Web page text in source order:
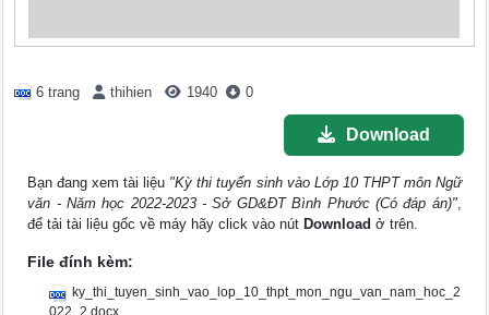
6 trang thihien 1940 0
Download
Bạn đang xem tài liệu "Kỳ thi tuyển sinh vào Lớp 10 THPT môn Ngữ
văn - Năm học 2022-2023 - Sở GD&ĐT Bình Phước (Có đáp án)",
để tải tài liệu gốc về máy hãy click vào nút Download ở trên.
File đính kèm:
ky_thi_tuyen_sinh_vao_lop_10_thpt_mon_ngu_van_nam_hoc_2
022_2.docx